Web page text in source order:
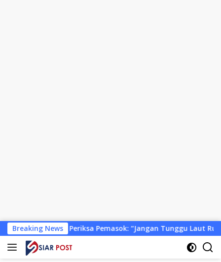
Langsung
ke
konten
Breaking News
Periksa Pemasok: “Jangan Tunggu Laut Rusak!”